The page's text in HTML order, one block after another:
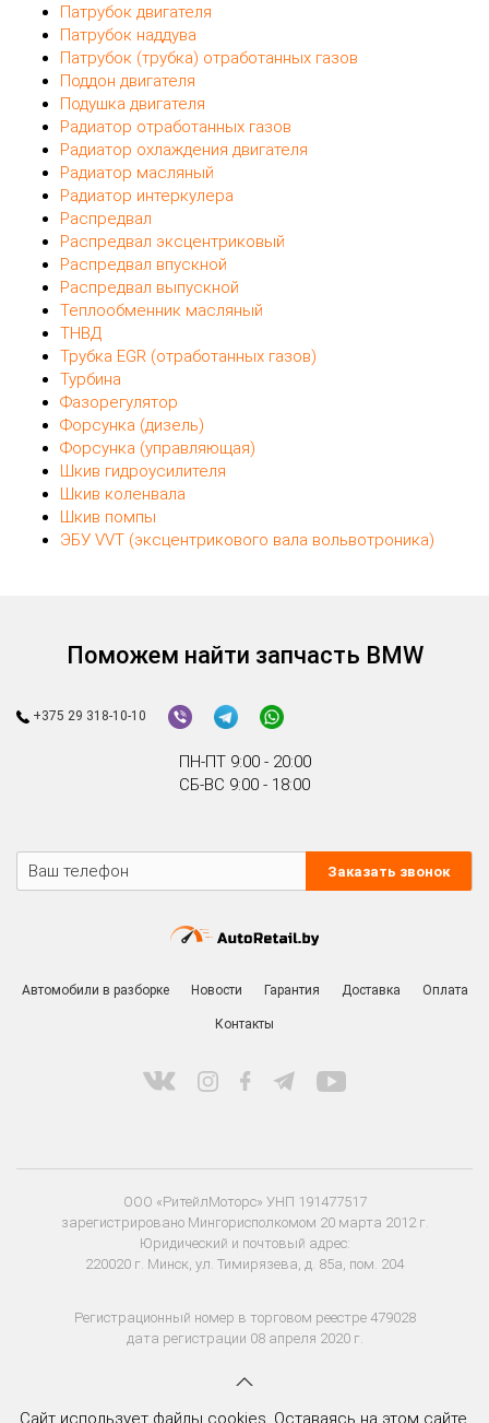
Патрубок двигателя
Патрубок наддува
Патрубок (трубка) отработанных газов
Поддон двигателя
Подушка двигателя
Радиатор отработанных газов
Радиатор охлаждения двигателя
Радиатор масляный
Радиатор интеркулера
Распредвал
Распредвал эксцентриковый
Распредвал впускной
Распредвал выпускной
Теплообменник масляный
ТНВД
Трубка EGR (отработанных газов)
Турбина
Фазорегулятор
Форсунка (дизель)
Форсунка (управляющая)
Шкив гидроусилителя
Шкив коленвала
Шкив помпы
ЭБУ VVT (эксцентрикового вала вольвотроника)
Поможем найти запчасть BMW
+375 29 318-10-10
ПН-ПТ 9:00 - 20:00
СБ-ВС 9:00 - 18:00
Заказать звонок
Автомобили в разборке Новости Гарантия Доставка Оплата
Контакты
ООО «РитейлМоторс» УНП 191477517
зарегистрировано Мингорисполкомом 20 марта 2012 г.
Юридический и почтовый адрес:
220020 г. Минск, ул. Тимирязева, д. 85а, пом. 204
Регистрационный номер в торговом реестре 479028
дата регистрации 08 апреля 2020 г.
Сайт использует файлы cookies. Оставаясь на этом сайте,